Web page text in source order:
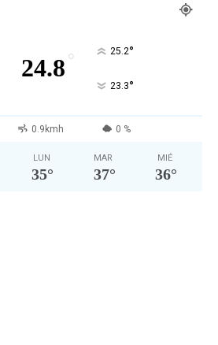
24.8 ° 25.2°
23.3°
0.9kmh 0 %
LUN
35°
MAR
37°
MIÉ
36°